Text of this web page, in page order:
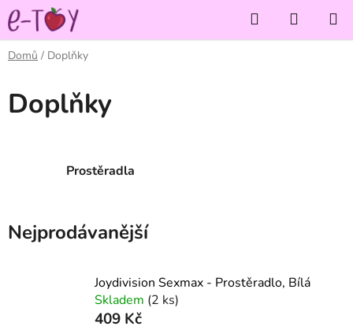
Přejít
na
obsah
Hledat
KOŠÍK
Domů / Doplňky
Doplňky
Prostěradla
Nejprodávanější
Joydivision Sexmax - Prostěradlo, Bílá
Skladem (2 ks)
409 Kč